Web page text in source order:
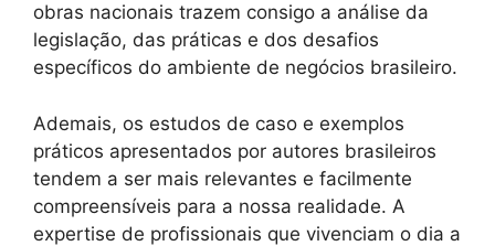
obras nacionais trazem consigo a análise da
legislação, das práticas e dos desafios
específicos do ambiente de negócios brasileiro.
Ademais, os estudos de caso e exemplos
práticos apresentados por autores brasileiros
tendem a ser mais relevantes e facilmente
compreensíveis para a nossa realidade. A
expertise de profissionais que vivenciam o dia a